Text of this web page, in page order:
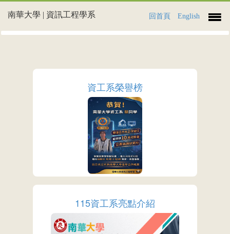
南華大學 | 資訊工程學系 回首頁 English
資工系榮譽榜
More
115資工系亮點介紹